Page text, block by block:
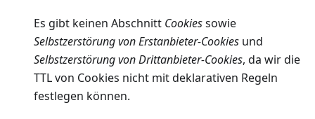
Es gibt keinen Abschnitt Cookiessowie
Selbstzerstörung von Erstanbieter-Cookies und
Selbstzerstörung von Drittanbieter-Cookies, da wir die
TTL von Cookies nicht mit deklarativen Regeln
festlegen können.